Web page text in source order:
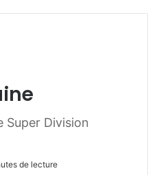
Super Division
de lecture